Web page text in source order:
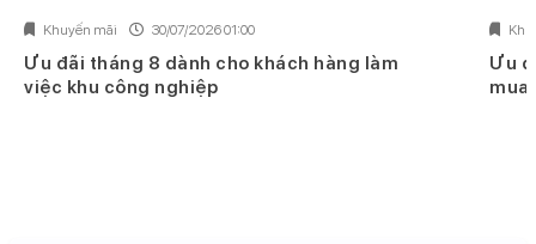
Khuyến mãi 30/07/2026 01:00
Ưu đãi tháng 8 dành cho khách hàng làm
việc khu công nghiệp
Ưu
mua